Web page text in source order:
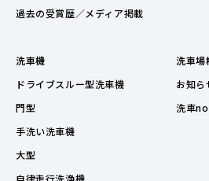
過去の受賞歴／メディア掲載
洗車機
ドライブスルー型洗車機
門型
手洗い洗車機
大型
自律走行洗浄機
洗車場
お知ら
洗車